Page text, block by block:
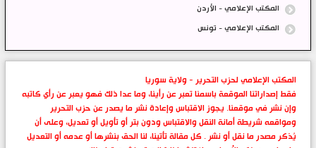
المكتب الإعلامي - الأردن
المكتب الإعلامي - تونس
المكتب الإعلامي لحزب التحرير - ولاية سوريا
فقط إصداراتنا الموقعة باسمنا تعبر عن رأينا، وما عدا ذلك فهو يعبر عن رأي كاتبه
وإن نشر في موقعنا. يجوز الاقتباس وإعادة نشر ما يصدر عن حزب التحرير
ومواقعه شريطة أمانة النقل والاقتباس ودون بتر أو تأويل أو تعديل، وعلى أن
يُذكر مصدر ما نقل أو نشر . كل مقالة تأتينا، لنا الحق بنشرها أو عدمه أو التعديل